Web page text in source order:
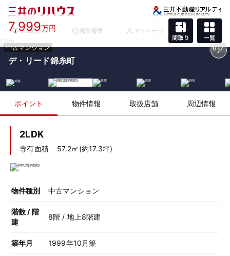
お気に入り 閲覧履歴 マイページ メニュー
中古マンション 1/17
7,999万円
デ・リード錦糸町
ポイント 物件情報 取扱店舗 周辺情報
2LDK
専有面積 57.2㎡(約17.3坪)
物件種別 中古マンション
階数 / 階
建
8階 / 地上8階建
築年月 1999年10月築